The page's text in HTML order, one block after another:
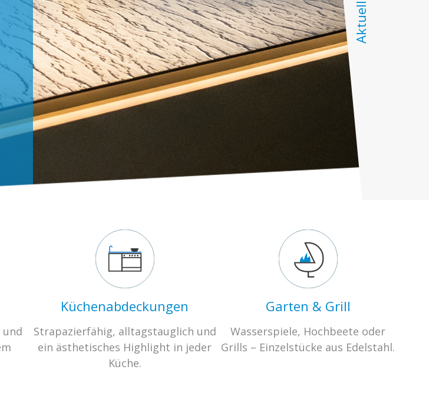
Küchenabdeckungen
Strapazierfähig, alltagstauglich und
ein ästhetisches Highlight in jeder
Küche.
Garten & Grill
Wasserspiele, Hochbeete oder
Grills – Einzelstücke aus Edelstahl.
Aktuell